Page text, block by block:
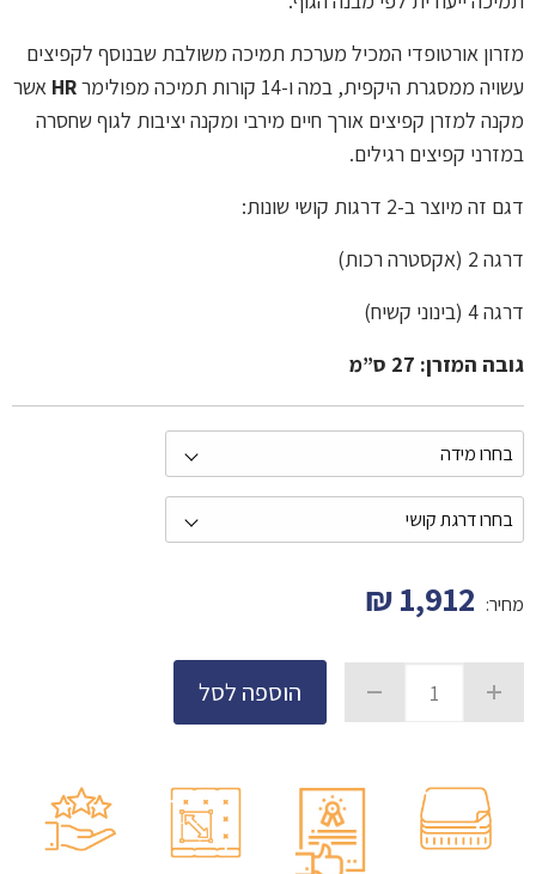
מזרון אורטופדי המכיל מערכת תמיכה משולבת שבנוסף לקפיצים
עשויה ממסגרת היקפית, במה ו-14 קורות תמיכה מפולימר
HR אשר
מקנה למזרן קפיצים אורך חיים מירבי ומקנה יציבות לגוף שחסרה
במזרני קפיצים רגילים.
דגם זה מיוצר ב-2 דרגות קושי שונות:
דרגה 2 (אקסטרה רכות)
דרגה 4 (בינוני קשיח)
גובה המזרן: 27 ס”מ
מחיר: 1,912
₪
הוספה לסל